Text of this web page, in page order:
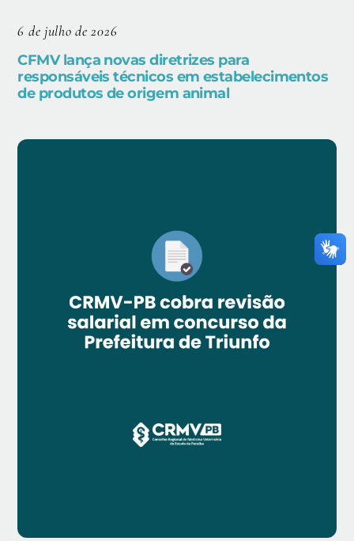
6 de julho de 2026
CFMV lança novas diretrizes para
responsáveis técnicos em estabelecimentos
de produtos de origem animal